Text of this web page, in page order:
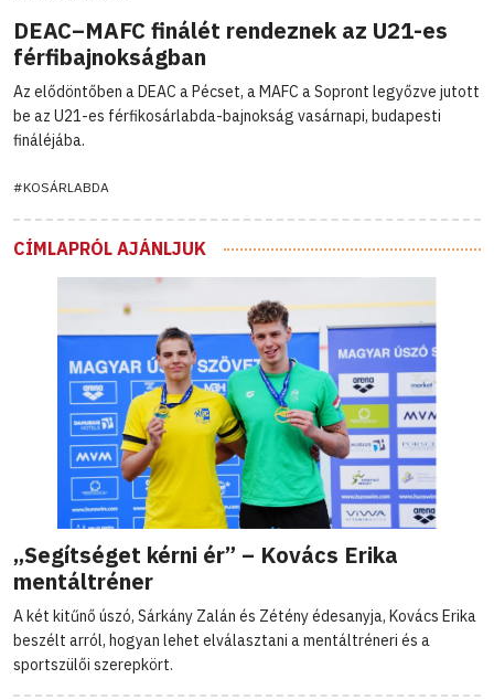
DEAC–MAFC finálét rendeznek az U21-es
férfibajnokságban
Az elődöntőben a DEAC a Pécset, a MAFC a Sopront legyőzve jutott
be az U21-es férfikosárlabda-bajnokság vasárnapi, budapesti
fináléjába.
#KOSÁRLABDA
CÍMLAPRÓL AJÁNLJUK
„Segítséget kérni ér” – Kovács Erika
mentáltréner
A két kitűnő úszó, Sárkány Zalán és Zétény édesanyja, Kovács Erika
beszélt arról, hogyan lehet elválasztani a mentáltréneri és a
sportszülői szerepkört.